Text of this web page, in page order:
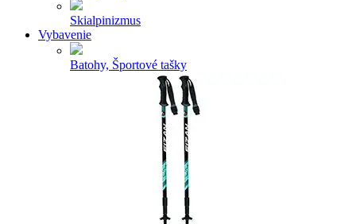
Skialpinizmus
Vybavenie
Batohy, Športové tašky